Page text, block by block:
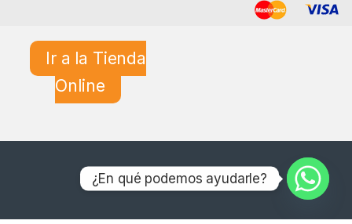
Ir a la Tienda
Online
¿En qué podemos ayudarle?